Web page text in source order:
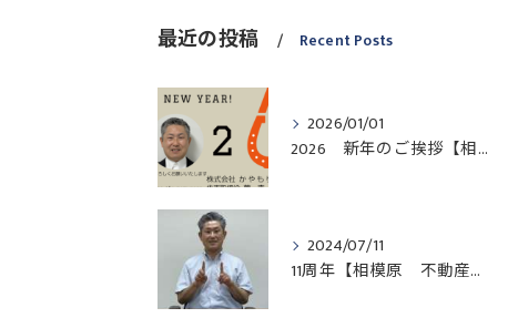
最近の投稿 Recent Posts
2026/01/01
2026 新年のご挨拶【相模原 不動産売却】
2024/07/11
11周年【相模原 不動産売却】